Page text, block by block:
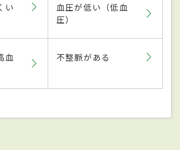
い
血圧が低い（低血
圧）
血
不整脈がある